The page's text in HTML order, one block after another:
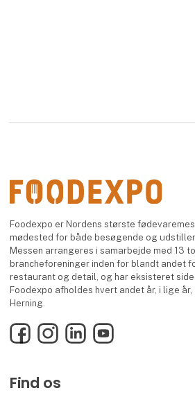
Foodexpo er Nordens største
mødested for både besøgende og
Messen arrangeres i samarbejde med 13
brancheforeninger inden for blandt andet
restaurant og detail, og har eksisteret
Foodexpo afholdes hvert andet år, i lige år,
Herning.
FacebookInstagramLinkedInYouTube
Find os